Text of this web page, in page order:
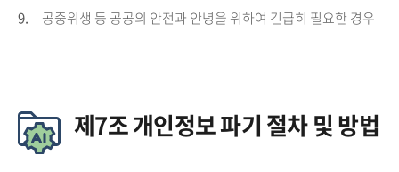
9.
공중위생 등 공공의 안전과 안녕을 위하여 긴급히 필요한 경우
제7조 개인정보 파기 절차 및 방법